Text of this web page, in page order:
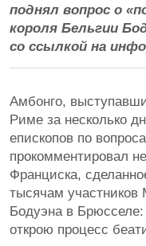
поднял вопрос о
короля Бельгии
со ссылкой на
Амбонго,
Риме за несколько
епископов по
прокомментировал
Франциска,
тысячам участников
Бодуэна в
открою процесс